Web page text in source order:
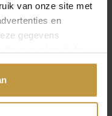
van onze site met
en
gegevens
via jouw gebruik van
ECO
€549,00
CITIZEN WAVE
JV3000-13E
HORLOGE